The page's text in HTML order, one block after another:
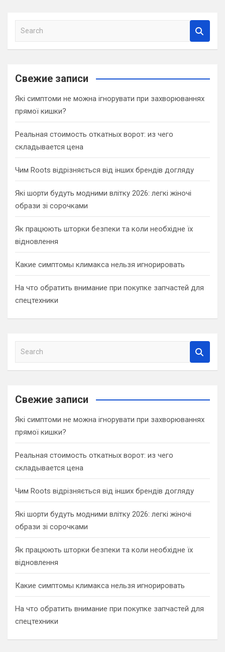
a
c
Свежие записи
Які симптоми не можна ігнорувати при захворюваннях
прямої кишки?
Реальная стоимость откатных ворот: из чего
складывается цена
Чим Roots відрізняється від інших брендів догляду
Які шорти будуть модними влітку 2026: легкі жіночі
образи зі сорочками
Як працюють шторки безпеки та коли необхідне їх
відновлення
Какие симптомы климакса нельзя игнорировать
На что обратить внимание при покупке запчастей для
спецтехники
a
c
Свежие записи
Які симптоми не можна ігнорувати при захворюваннях
прямої кишки?
Реальная стоимость откатных ворот: из чего
складывается цена
Чим Roots відрізняється від інших брендів догляду
Які шорти будуть модними влітку 2026: легкі жіночі
образи зі сорочками
Як працюють шторки безпеки та коли необхідне їх
відновлення
Какие симптомы климакса нельзя игнорировать
На что обратить внимание при покупке запчастей для
спецтехники